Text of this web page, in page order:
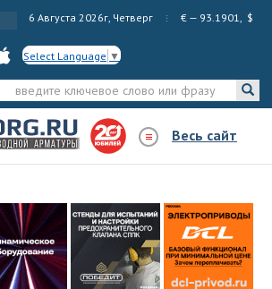
6 Августа 2026г, Четверг € — 93.1901, $
Select Language ▼
Весь сайт